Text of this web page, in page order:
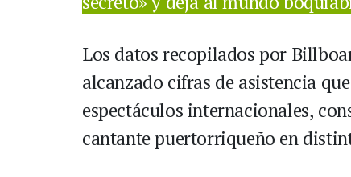
Los datos recopilados por
alcanzado cifras de asistencia
espectáculos internacionales,
cantante puertorriqueño en